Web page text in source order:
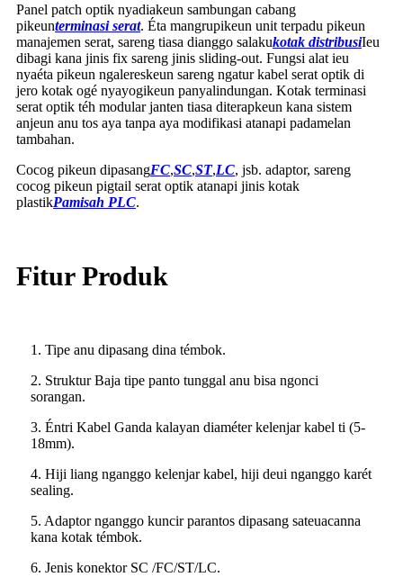
Panel patch optik nyadiakeun sambungan cabang
pikeunterminasi serat. Éta mangrupikeun unit terpadu pikeun
manajemen serat, sareng tiasa dianggo salakukotak distribusiIeu
dibagi kana jinis fix sareng jinis sliding-out. Fungsi alat ieu
nyaéta pikeun ngalereskeun sareng ngatur kabel serat optik di
jero kotak ogé nyayogikeun panyalindungan. Kotak terminasi
serat optik téh modular janten tiasa diterapkeun kana sistem
anjeun anu tos aya tanpa aya modifikasi atanapi padamelan
tambahan.
Cocog pikeun dipasangFC,SC,ST,LC, jsb. adaptor, sareng
cocog pikeun pigtail serat optik atanapi jinis kotak
plastikPamisah PLC.
Fitur Produk
1. Tipe anu dipasang dina témbok.
2. Struktur Baja tipe panto tunggal anu bisa ngonci
sorangan.
3. Éntri Kabel Ganda kalayan diaméter kelenjar kabel ti (5-
18mm).
4. Hiji liang nganggo kelenjar kabel, hiji deui nganggo karét
sealing.
5. Adaptor nganggo kuncir parantos dipasang sateuacanna
kana kotak témbok.
6. Jenis konektor SC /FC/ST/LC.